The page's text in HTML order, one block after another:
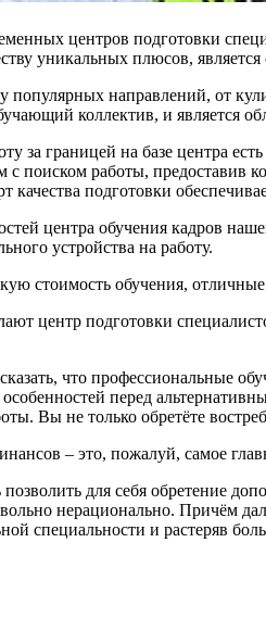
центров подготовки
уникальных плюсов,
популярных направлений, от
коллектив, и является
за границей на базе центра
поиском работы, предоставив
подготовки
центра обучения кадров
устройства на работу.
стоимость обучения,
центр подготовки
что профессиональные
перед
Вы не только обретёте
– это, пожалуй, самое
для себя обретение
нерационально. Причём
специальности и растеряв